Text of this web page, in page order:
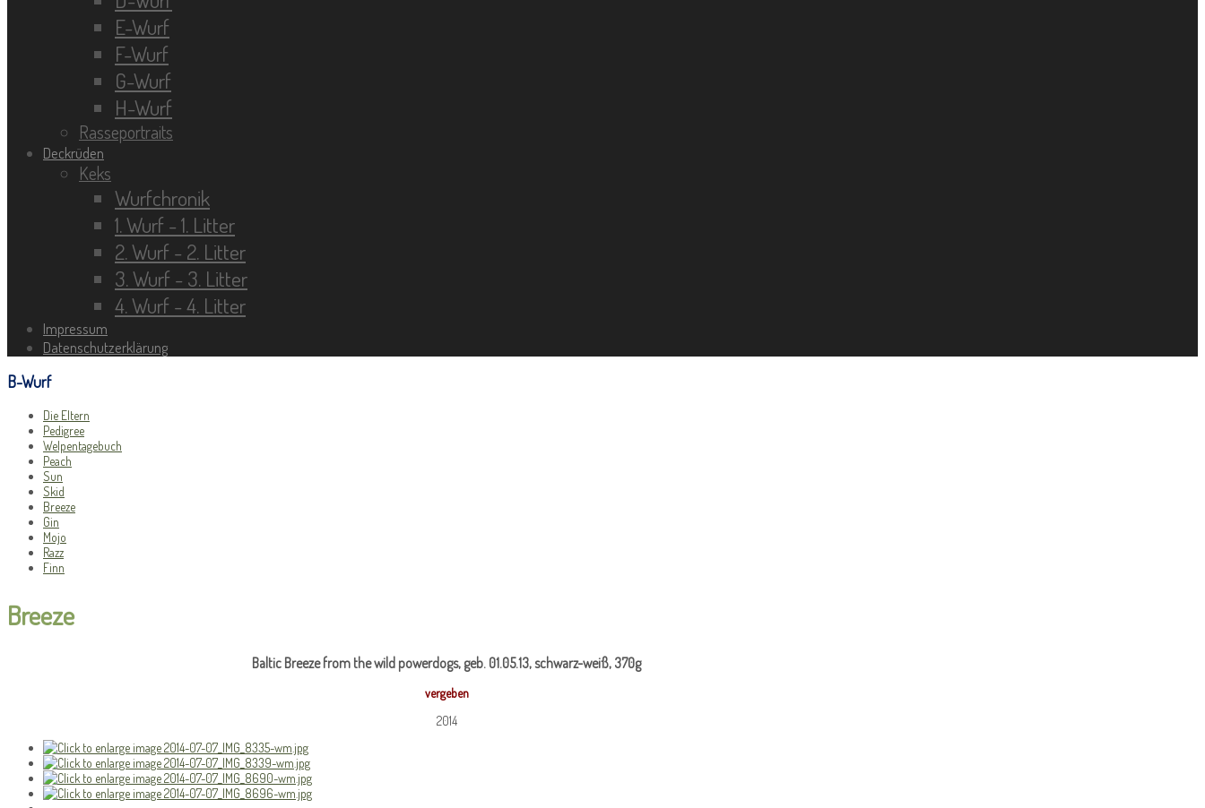
E-Wurf
F-Wurf
G-Wurf
H-Wurf
Rasseportraits
Deckrüden
Keks
Wurfchronik
1. Wurf - 1. Litter
2. Wurf - 2. Litter
3. Wurf - 3. Litter
4. Wurf - 4. Litter
Impressum
Datenschutzerklärung
B-Wurf
Die Eltern
Pedigree
Welpentagebuch
Peach
Sun
Skid
Breeze
Gin
Mojo
Razz
Finn
Breeze
Baltic Breeze from the wild powerdogs, geb. 01.05.13, schwarz-weiß, 370g
vergeben
2014